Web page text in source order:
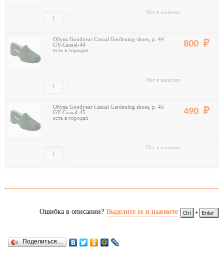
-
+ Нет в наличии
Обувь Goodyear Casual Gardening shoes, р. 44
GY-Casual-44
есть в городах
800
-
+ Нет в наличии
Обувь Goodyear Casual Gardening shoes, р. 45
GY-Casual-45
есть в городах
490
-
+ Нет в наличии
Ошибка в описании? Выделите ее и нажмите
Поделиться…